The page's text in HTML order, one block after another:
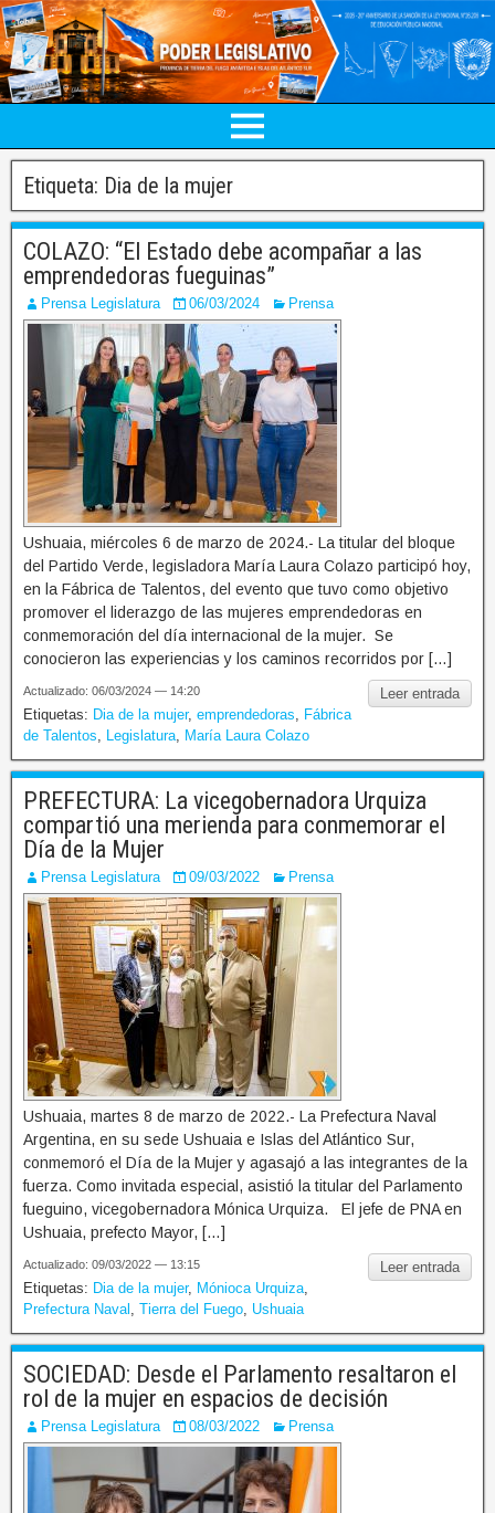
Etiqueta: Dia de la mujer
COLAZO: “El Estado debe acompañar a las
emprendedoras fueguinas”
Prensa Legislatura 06/03/2024 Prensa
Ushuaia, miércoles 6 de marzo de 2024.- La titular del bloque
del Partido Verde, legisladora María Laura Colazo participó hoy,
en la Fábrica de Talentos, del evento que tuvo como objetivo
promover el liderazgo de las mujeres emprendedoras en
conmemoración del día internacional de la mujer. Se
conocieron las experiencias y los caminos recorridos por […]
Leer entrada
Actualizado: 06/03/2024 — 14:20
Etiquetas: Dia de la mujer, emprendedoras
Fábrica
de Talentos
Legislatura María Laura Colazo
PREFECTURA: La vicegobernadora Urquiza
compartió una merienda para conmemorar el
Día de la Mujer
Prensa Legislatura 09/03/2022 Prensa
Ushuaia, martes 8 de marzo de 2022.- La Prefectura Naval
Argentina, en su sede Ushuaia e Islas del Atlántico Sur,
conmemoró el Día de la Mujer y agasajó a las integrantes de la
fuerza. Como invitada especial, asistió la titular del Parlamento
fueguino, vicegobernadora Mónica Urquiza. El jefe de PNA en
Ushuaia, prefecto Mayor, […]
Leer entrada
Actualizado: 09/03/2022 — 13:15
Etiquetas: Dia de la mujer, Mónioca Urquiza
Prefectura Naval
Tierra del Fuego Ushuaia
SOCIEDAD: Desde el Parlamento resaltaron el
rol de la mujer en espacios de decisión
Prensa Legislatura 08/03/2022 Prensa